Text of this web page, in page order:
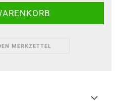
MERKZETTEL